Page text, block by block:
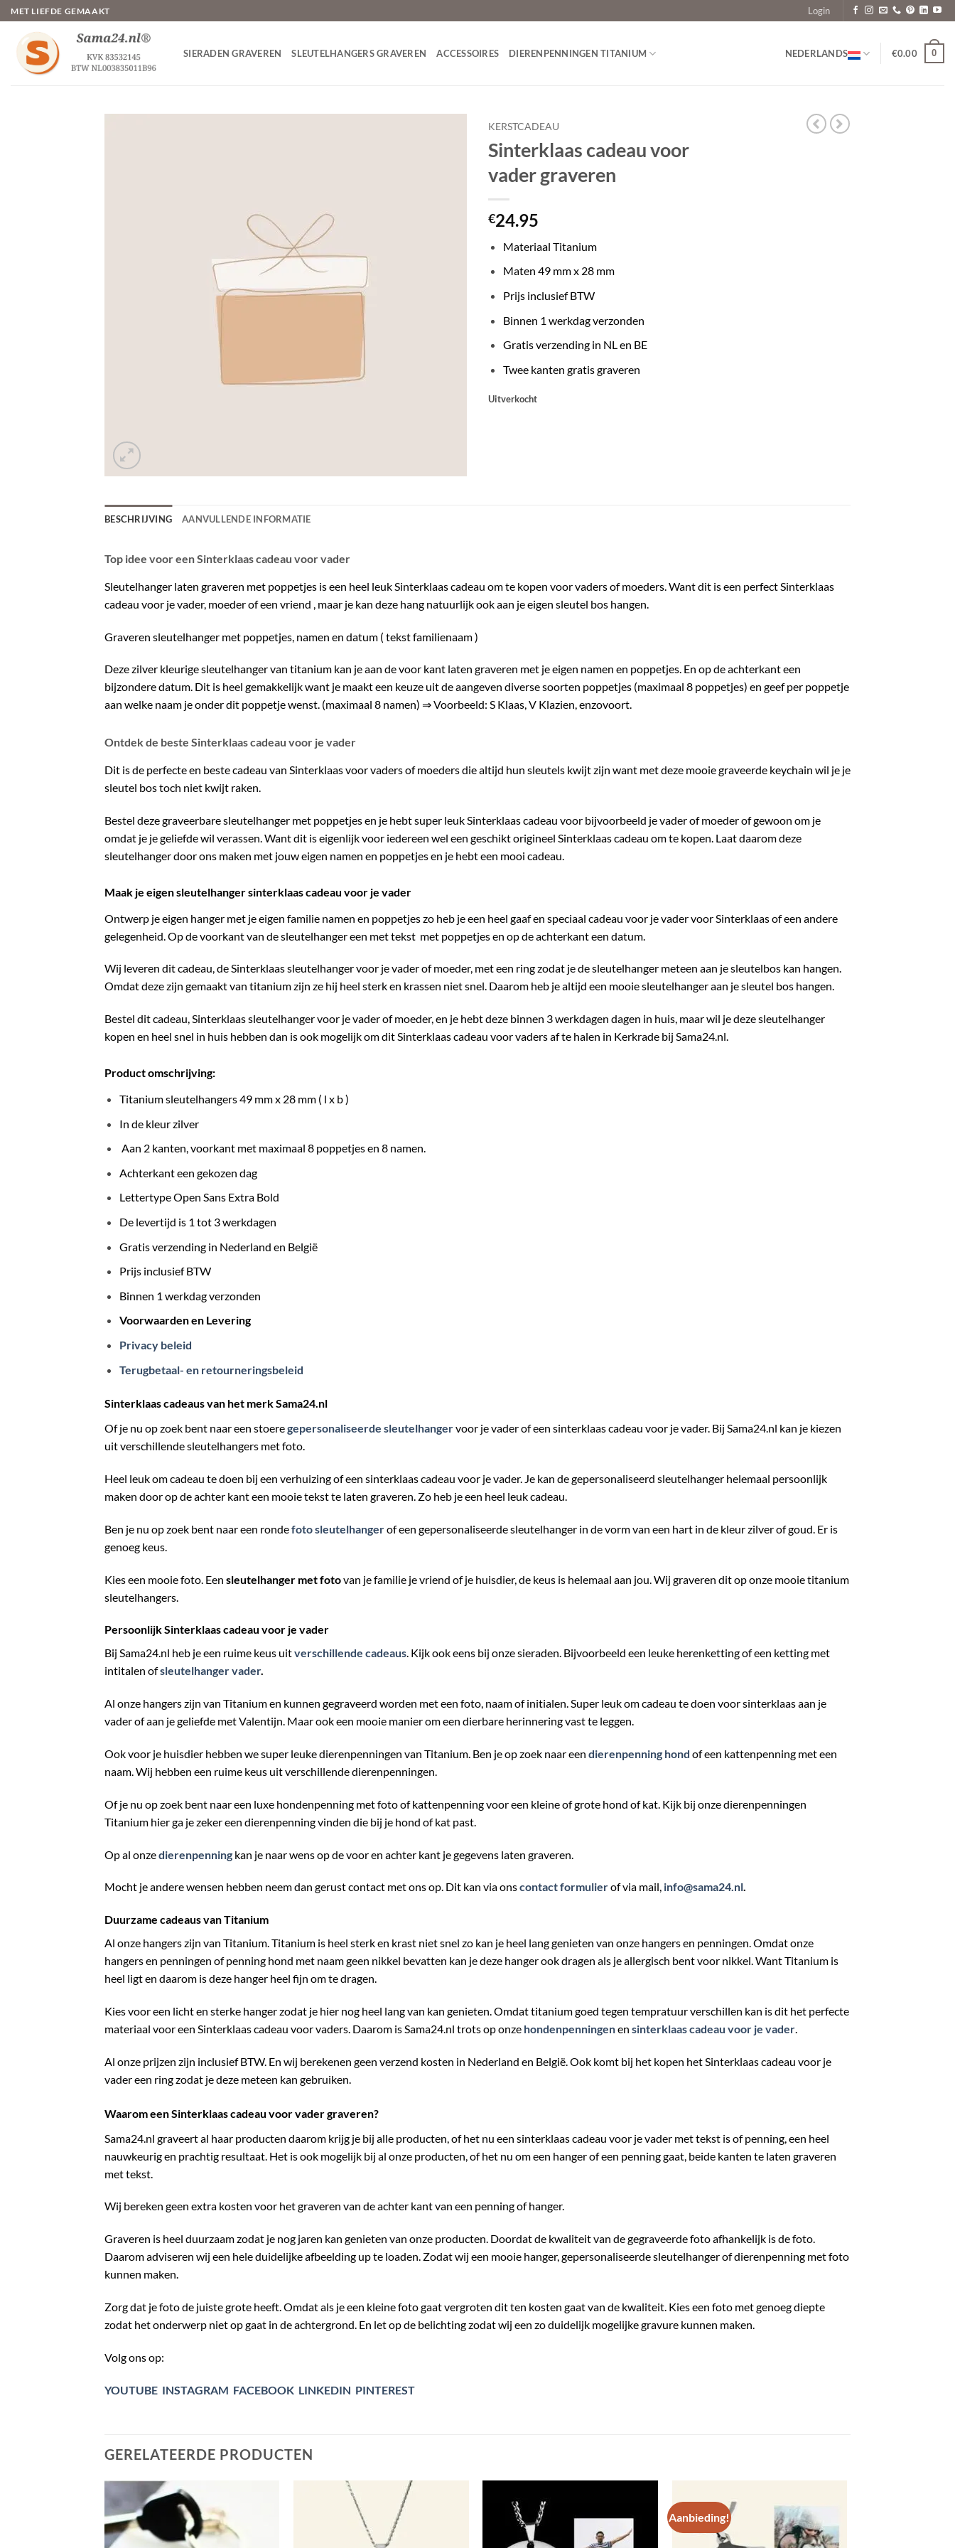
Ga
naar
inhoud
MET LIEFDE GEMAAKT Login
SIERADEN GRAVEREN SLEUTELHANGERS GRAVEREN ACCESSOIRES DIERENPENNINGEN TITANIUM NEDERLANDS €0.00 0
KERSTCADEAU
Sinterklaas cadeau voor
vader graveren
€24.95
Materiaal Titanium
Maten 49 mm x 28 mm
Prijs inclusief BTW
Binnen 1 werkdag verzonden
Gratis verzending in NL en BE
Twee kanten gratis graveren
Uitverkocht
BESCHRIJVING AANVULLENDE INFORMATIE
Top idee voor een Sinterklaas cadeau voor vader
Sleutelhanger laten graveren met poppetjes is een heel leuk Sinterklaas cadeau om te kopen voor vaders of moeders. Want dit is een perfect Sinterklaas
cadeau voor je vader, moeder of een vriend , maar je kan deze hang natuurlijk ook aan je eigen sleutel bos hangen.
Graveren sleutelhanger met poppetjes, namen en datum ( tekst familienaam )
Deze zilver kleurige sleutelhanger van titanium kan je aan de voor kant laten graveren met je eigen namen en poppetjes. En op de achterkant een
bijzondere datum. Dit is heel gemakkelijk want je maakt een keuze uit de aangeven diverse soorten poppetjes (maximaal 8 poppetjes) en geef per poppetje
aan welke naam je onder dit poppetje wenst. (maximaal 8 namen) ⇒ Voorbeeld: S Klaas, V Klazien, enzovoort.
Ontdek de beste Sinterklaas cadeau voor je vader
Dit is de perfecte en beste cadeau van Sinterklaas voor vaders of moeders die altijd hun sleutels kwijt zijn want met deze mooie graveerde keychain wil je je
sleutel bos toch niet kwijt raken.
Bestel deze graveerbare sleutelhanger met poppetjes en je hebt super leuk Sinterklaas cadeau voor bijvoorbeeld je vader of moeder of gewoon om je
omdat je je geliefde wil verassen. Want dit is eigenlijk voor iedereen wel een geschikt origineel Sinterklaas cadeau om te kopen. Laat daarom deze
sleutelhanger door ons maken met jouw eigen namen en poppetjes en je hebt een mooi cadeau.
Maak je eigen sleutelhanger sinterklaas cadeau voor je vader
Ontwerp je eigen hanger met je eigen familie namen en poppetjes zo heb je een heel gaaf en speciaal cadeau voor je vader voor Sinterklaas of een andere
gelegenheid. Op de voorkant van de sleutelhanger een met tekst met poppetjes en op de achterkant een datum.
Wij leveren dit cadeau, de Sinterklaas sleutelhanger voor je vader of moeder, met een ring zodat je de sleutelhanger meteen aan je sleutelbos kan hangen.
Omdat deze zijn gemaakt van titanium zijn ze hij heel sterk en krassen niet snel. Daarom heb je altijd een mooie sleutelhanger aan je sleutel bos hangen.
Bestel dit cadeau, Sinterklaas sleutelhanger voor je vader of moeder, en je hebt deze binnen 3 werkdagen dagen in huis, maar wil je deze sleutelhanger
kopen en heel snel in huis hebben dan is ook mogelijk om dit Sinterklaas cadeau voor vaders af te halen in Kerkrade bij Sama24.nl.
Product omschrijving:
Titanium sleutelhangers 49 mm x 28 mm ( l x b )
In de kleur zilver
Aan 2 kanten, voorkant met maximaal 8 poppetjes en 8 namen.
Achterkant een gekozen dag
Lettertype Open Sans Extra Bold
De levertijd is 1 tot 3 werkdagen
Gratis verzending in Nederland en België
Prijs inclusief BTW
Binnen 1 werkdag verzonden
Voorwaarden en Levering
Privacy beleid
Terugbetaal- en retourneringsbeleid
Sinterklaas cadeaus van het merk Sama24.nl
Of je nu op zoek bent naar een stoeregepersonaliseerde sleutelhangervoor je vader of een sinterklaas cadeau voor je vader. Bij Sama24.nl kan je kiezen
uit verschillende sleutelhangers met foto.
Heel leuk om cadeau te doen bij een verhuizing of een sinterklaas cadeau voor je vader. Je kan de gepersonaliseerd sleutelhanger helemaal persoonlijk
maken door op de achter kant een mooie tekst te laten graveren. Zo heb je een heel leuk cadeau.
Ben je nu op zoek bent naar een rondefoto sleutelhangerof een gepersonaliseerde sleutelhanger in de vorm van een hart in de kleur zilver of goud. Er is
genoeg keus.
Kies een mooie foto. Een sleutelhanger met fotovan je familie je vriend of je huisdier, de keus is helemaal aan jou. Wij graveren dit op onze mooie titanium
sleutelhangers.
Persoonlijk Sinterklaas cadeau voor je vader
Bij Sama24.nl heb je een ruime keus uitverschillende cadeaus. Kijk ook eens bij onze sieraden. Bijvoorbeeld een leuke herenketting of een ketting met
intitalen ofsleutelhanger vader.
Al onze hangers zijn van Titanium en kunnen gegraveerd worden met een foto, naam of initialen. Super leuk om cadeau te doen voor sinterklaas aan je
vader of aan je geliefde met Valentijn. Maar ook een mooie manier om een dierbare herinnering vast te leggen.
Ook voor je huisdier hebben we super leuke dierenpenningen van Titanium. Ben je op zoek naar een dierenpenning hond of een kattenpenning met een
naam. Wij hebben een ruime keus uit verschillende dierenpenningen.
Of je nu op zoek bent naar een luxe hondenpenning met foto of kattenpenning voor een kleine of grote hond of kat. Kijk bij onze dierenpenningen
Titanium hier ga je zeker een dierenpenning vinden die bij je hond of kat past.
Op al onzedierenpenning kan je naar wens op de voor en achter kant je gegevens laten graveren.
Mocht je andere wensen hebben neem dan gerust contact met ons op. Dit kan via onscontact formulierof via mail, info@sama24.nl.
Duurzame cadeaus van Titanium
Al onze hangers zijn van Titanium. Titanium is heel sterk en krast niet snel zo kan je heel lang genieten van onze hangers en penningen. Omdat onze
hangers en penningen of penning hond met naam geen nikkel bevatten kan je deze hanger ook dragen als je allergisch bent voor nikkel. Want Titanium is
heel ligt en daarom is deze hanger heel fijn om te dragen.
Kies voor een licht en sterke hanger zodat je hier nog heel lang van kan genieten. Omdat titanium goed tegen tempratuur verschillen kan is dit het perfecte
materiaal voor een Sinterklaas cadeau voor vaders. Daarom is Sama24.nl trots op onze hondenpenningenen sinterklaas cadeau voor je vader.
Al onze prijzen zijn inclusief BTW. En wij berekenen geen verzend kosten in Nederland en België. Ook komt bij het kopen het Sinterklaas cadeau voor je
vader een ring zodat je deze meteen kan gebruiken.
Waarom een Sinterklaas cadeau voor vader graveren?
Sama24.nl graveert al haar producten daarom krijg je bij alle producten, of het nu een sinterklaas cadeau voor je vader met tekst is of penning, een heel
nauwkeurig en prachtig resultaat. Het is ook mogelijk bij al onze producten, of het nu om een hanger of een penning gaat, beide kanten te laten graveren
met tekst.
Wij bereken geen extra kosten voor het graveren van de achter kant van een penning of hanger.
Graveren is heel duurzaam zodat je nog jaren kan genieten van onze producten. Doordat de kwaliteit van de gegraveerde foto afhankelijk is de foto.
Daarom adviseren wij een hele duidelijke afbeelding up te loaden. Zodat wij een mooie hanger, gepersonaliseerde sleutelhanger of dierenpenning met foto
kunnen maken.
Zorg dat je foto de juiste grote heeft. Omdat als je een kleine foto gaat vergroten dit ten kosten gaat van de kwaliteit. Kies een foto met genoeg diepte
zodat het onderwerp niet op gaat in de achtergrond. En let op de belichting zodat wij een zo duidelijk mogelijke gravure kunnen maken.
Volg ons op:
YOUTUBE INSTAGRAM FACEBOOK LINKEDIN PINTEREST
GERELATEERDE PRODUCTEN
verlanglijst
Toevoegen
aan
verlanglijst
Aanbieding!
Toevoegen
aan
verlanglijst